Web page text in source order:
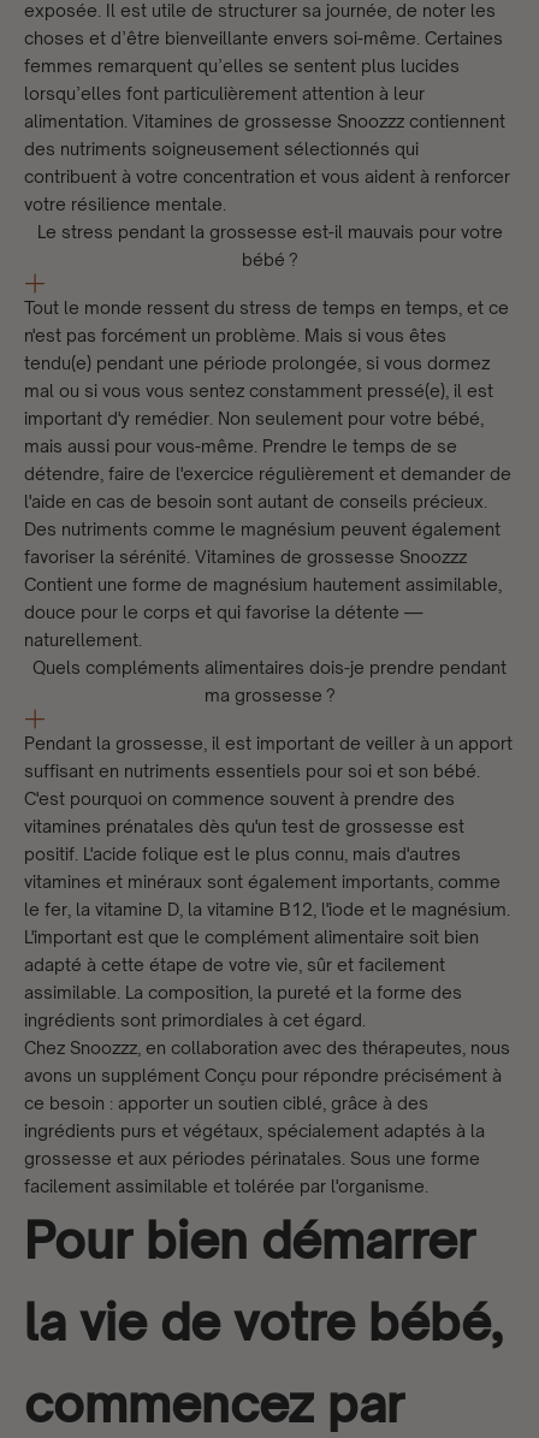
exposée. Il est utile de structurer sa journée, de noter les
choses et d’être bienveillante envers soi-même. Certaines
femmes remarquent qu’elles se sentent plus lucides
lorsqu’elles font particulièrement attention à leur
alimentation. Vitamines de grossesse Snoozzz contiennent
des nutriments soigneusement sélectionnés qui
contribuent à votre concentration et vous aident à renforcer
votre résilience mentale.
Le stress pendant la grossesse est-il mauvais pour votre
bébé ?
Tout le monde ressent du stress de temps en temps, et ce
n'est pas forcément un problème. Mais si vous êtes
tendu(e) pendant une période prolongée, si vous dormez
mal ou si vous vous sentez constamment pressé(e), il est
important d'y remédier. Non seulement pour votre bébé,
mais aussi pour vous-même. Prendre le temps de se
détendre, faire de l'exercice régulièrement et demander de
l'aide en cas de besoin sont autant de conseils précieux.
Des nutriments comme le magnésium peuvent également
favoriser la sérénité. Vitamines de grossesse Snoozzz
Contient une forme de magnésium hautement assimilable,
douce pour le corps et qui favorise la détente —
naturellement.
Quels compléments alimentaires dois-je prendre pendant
ma grossesse ?
Pendant la grossesse, il est important de veiller à un apport
suffisant en nutriments essentiels pour soi et son bébé.
C'est pourquoi on commence souvent à prendre des
vitamines prénatales dès qu'un test de grossesse est
positif. L'acide folique est le plus connu, mais d'autres
vitamines et minéraux sont également importants, comme
le fer, la vitamine D, la vitamine B12, l'iode et le magnésium.
L'important est que le complément alimentaire soit bien
adapté à cette étape de votre vie, sûr et facilement
assimilable. La composition, la pureté et la forme des
ingrédients sont primordiales à cet égard.
Chez Snoozzz, en collaboration avec des thérapeutes, nous
avons un supplément Conçu pour répondre précisément à
ce besoin : apporter un soutien ciblé, grâce à des
ingrédients purs et végétaux, spécialement adaptés à la
grossesse et aux périodes périnatales. Sous une forme
facilement assimilable et tolérée par l'organisme.
Pour bien démarrer
la vie de votre bébé,
commencez par